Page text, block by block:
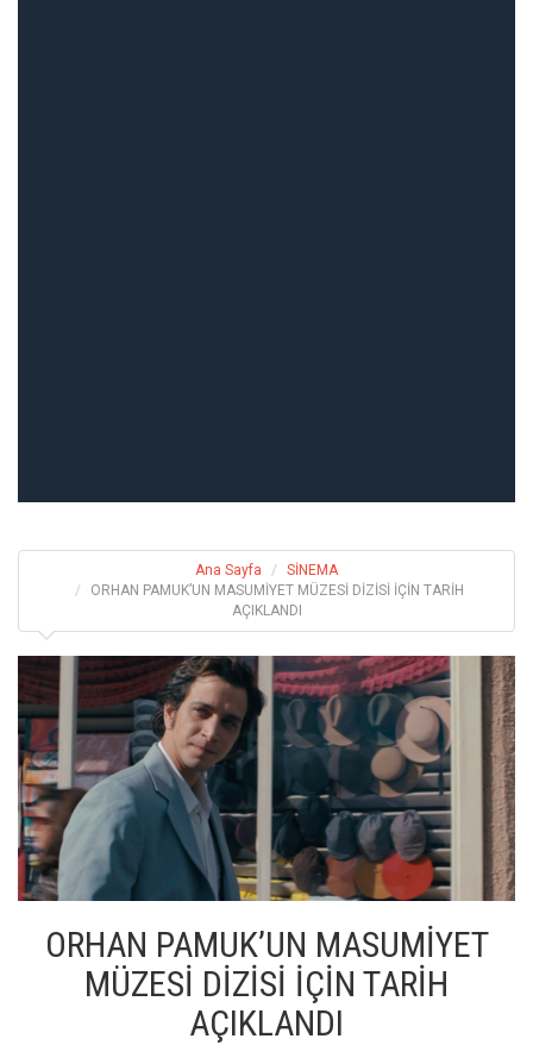
Ana Sayfa
SİNEMA
ORHAN PAMUK’UN MASUMİYET MÜZESİ DİZİSİ İÇİN TARİH
AÇIKLANDI
ORHAN PAMUK’UN MASUMİYET
MÜZESİ DİZİSİ İÇİN TARİH
AÇIKLANDI